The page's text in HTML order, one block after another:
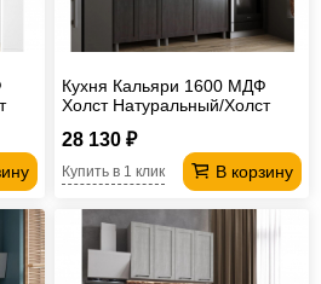
Кухня Кальяри 1600 МДФ
Холст Натуральный/Холст
28 130 ₽
В корзину
Купить в 1 клик